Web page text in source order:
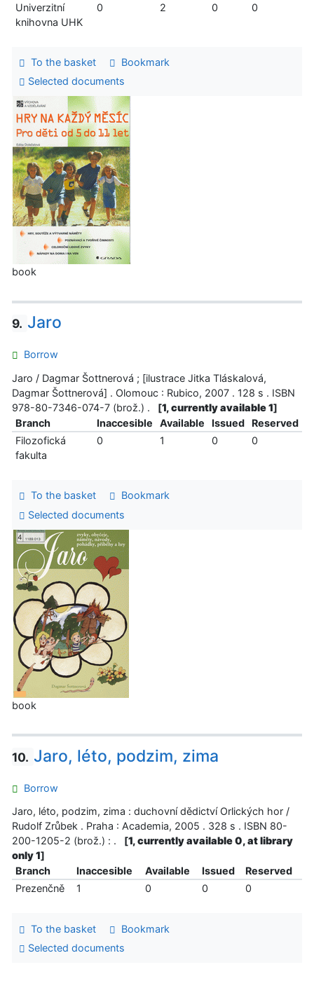
Univerzitní
knihovna UHK
0 2 0 0
To the basket
Bookmark
Selected documents
book
9. Jaro
Borrow
Jaro / Dagmar Šottnerová ; [ilustrace Jitka Tláskalová,
Dagmar Šottnerová] . Olomouc : Rubico, 2007 . 128 s . ISBN
978-80-7346-074-7 (brož.) .
[1, currently available 1]
Branch
Inaccesible Available Issued
Reserved
Filozofická
fakulta
0 1 0 0
To the basket
Bookmark
Selected documents
book
10. Jaro, léto, podzim, zima
Borrow
Jaro, léto, podzim, zima : duchovní dědictví Orlických hor /
Rudolf Zrůbek . Praha : Academia, 2005 . 328 s . ISBN 80-
200-1205-2 (brož.) : .
[1, currently available 0, at library
only 1]
Branch
Inaccesible Available Issued
Reserved
Prezenčně
1 0 0 0
To the basket
Bookmark
Selected documents